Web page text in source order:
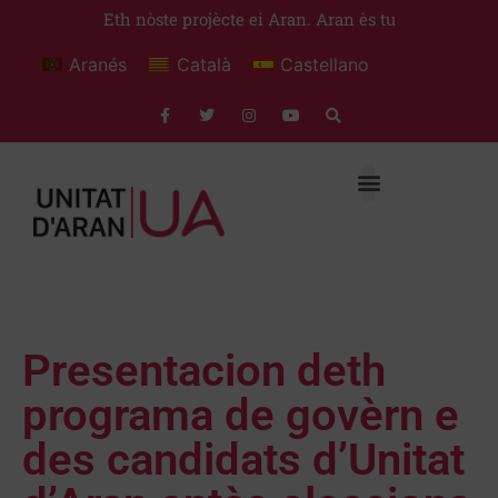
Eth nòste projècte ei Aran. Aran ès tu
Aranés Català Castellano
Presentacion deth
programa de govèrn e
des candidats d’Unitat